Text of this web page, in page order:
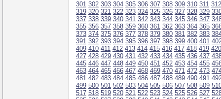
301 302 303 304 305 306 307 308 309 310 311 312
319 320 321 322 323 324 325 326 327 328 329
337 338 339 340 341 342 343 344 345 346 347
355 356 357 358 359 360 361 362 363 364 365
373 374 375 376 377 378 379 380 381 382 383
391 392 393 394 395 396 397 398 399 400 401
409 410 411 412 413 414 415 416 417 418 419 420
427 428 429 430 431 432 433 434 435 436 437
445 446 447 448 449 450 451 452 453 454 455
463 464 465 466 467 468 469 470 471 472 473
481 482 483 484 485 486 487 488 489 490 491
499 500 501 502 503 504 505 506 507 508 509
517 518 519 520 521 522 523 524 525 526 527